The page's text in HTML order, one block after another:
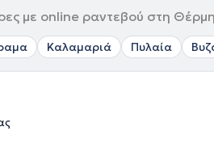
με online ραντεβού στη
Καλαμαριά Πυλαία